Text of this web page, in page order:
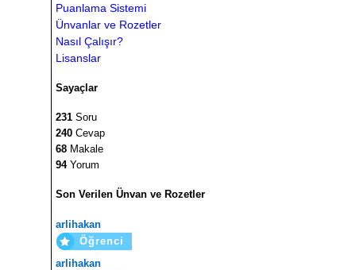
Puanlama Sistemi
Ünvanlar ve Rozetler
Nasıl Çalışır?
Lisanslar
Sayaçlar
231 Soru
240 Cevap
68 Makale
94Yorum
Son Verilen Ünvan ve Rozetler
arlihakan
Öğrenci
arlihakan